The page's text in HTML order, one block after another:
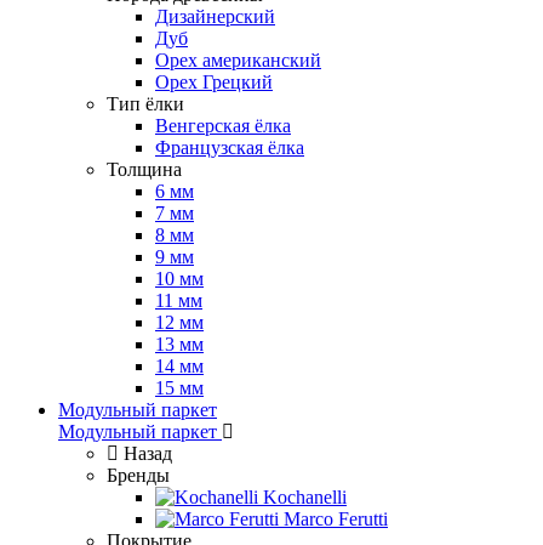
Дизайнерский
Дуб
Орех американский
Орех Грецкий
Тип ёлки
Венгерская ёлка
Французская ёлка
Толщина
6 мм
7 мм
8 мм
9 мм
10 мм
11 мм
12 мм
13 мм
14 мм
15 мм
Модульный паркет
Модульный паркет
Назад
Бренды
Kochanelli
Marco Ferutti
Покрытие